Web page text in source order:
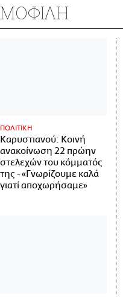
ΠΟΛΙΤΙΚΗ
Καρυστιανού: Κοινή
ανακοίνωση 22 πρώην
στελεχών του κόμματός
της - «Γνωρίζουμε καλά
γιατί αποχωρήσαμε»